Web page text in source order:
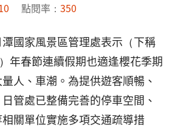
點閱率： 350
國家風景區管理處表示（下稱
年春節連續假期也適逢櫻花季期
人、車潮。為提供遊客順暢、
管處已整備完善的停車空間、
關單位實施多項交通疏導措